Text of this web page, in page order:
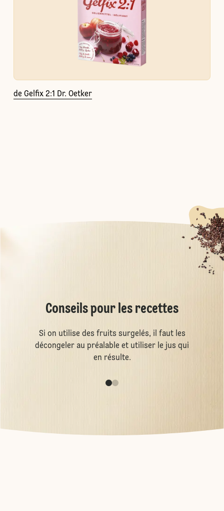
de Gelfix 2:1 Dr. Oetker
Conseils pour les recettes
Si on utilise des fruits surgelés, il faut les
décongeler au préalable et utiliser le jus qui
en résulte.